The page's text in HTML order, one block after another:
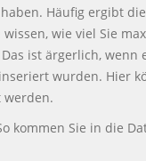
Häufig ergibt
wie viel Sie
ist ärgerlich, wenn
wurden. Hier
werden.
kommen Sie in die